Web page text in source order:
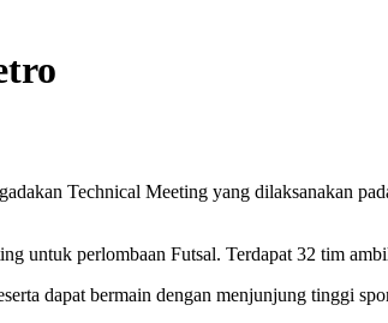
Technical Meeting yang dilaksanakan
untuk perlombaan Futsal. Terdapat 32 tim
dapat bermain dengan menjunjung tinggi